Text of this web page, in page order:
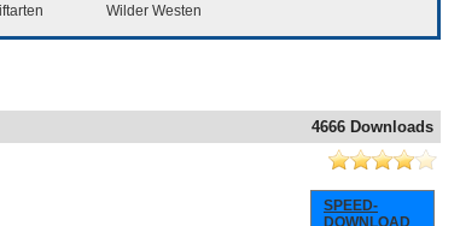
Wilder Westen
4666 Downloads
SPEED-
DOWNLOAD